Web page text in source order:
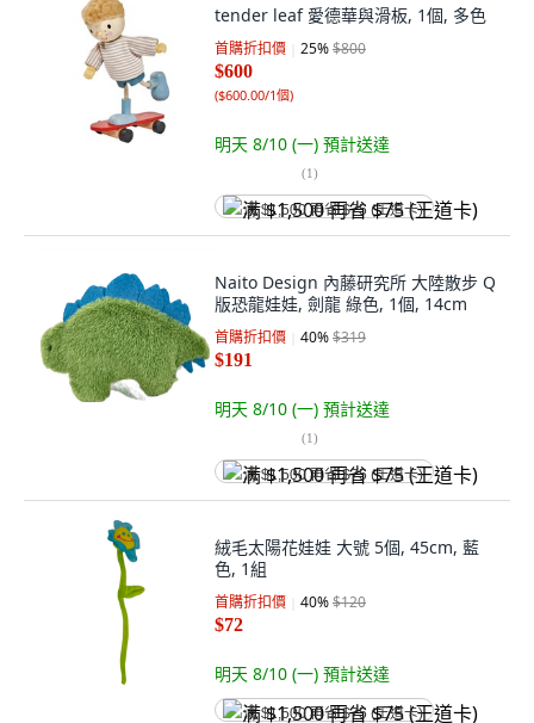
tender leaf 愛德華與滑板, 1個, 多色
首購折扣價 25%$800
$600
($600.00/1個)
明天 8/10 (一) 預計送達
(1)
满 $1,500 再省 $75 (王道卡)
Naito Design 內藤研究所 大陸散步 Q
版恐龍娃娃, 劍龍 綠色, 1個, 14cm
首購折扣價 40%$319
$191
明天 8/10 (一) 預計送達
(1)
满 $1,500 再省 $75 (王道卡)
絨毛太陽花娃娃 大號 5個, 45cm, 藍
色, 1組
首購折扣價 40%$120
$72
明天 8/10 (一) 預計送達
满 $1,500 再省 $75 (王道卡)